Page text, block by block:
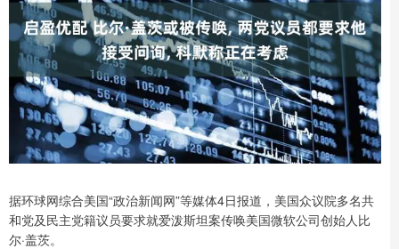
据环球网综合美国“政治新闻网”等媒体4日报道，美国众议院多名共
和党及民主党籍议员要求就爱泼斯坦案传唤美国微软公司创始人比
尔·盖茨。